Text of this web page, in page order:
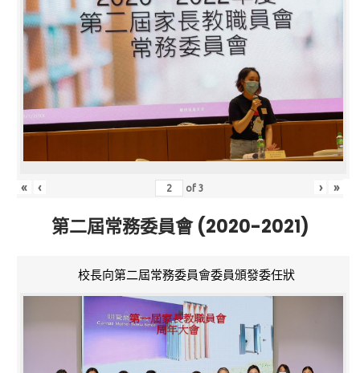
« ‹ of3 › »
第二屆常務委員會 (2020-2021)
校長向第二屆常務委員會委員頒發委任狀